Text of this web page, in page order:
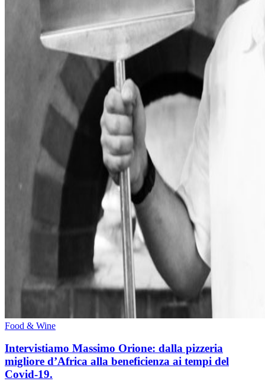
Food & Wine
Intervistiamo Massimo Orione: dalla pizzeria
migliore d’Africa alla beneficienza ai tempi del
Covid-19.